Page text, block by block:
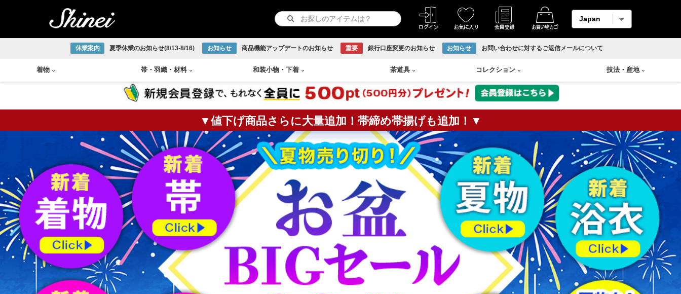
休業案内 夏季休業のお知らせ(8/13-8/16) お知らせ 商品機能アップデートのお知らせ 重要 銀行口座変更のお知らせ お知らせ お問い合わせに対するご返信メールについて
着物
小紋着物 紬着物
色無地着物 大正ロマン着物
浴衣
紋つき色無地 付け下げ
留袖
リサイクル振袖・打掛
着物 羽織
男物帯 長襦袢
アンサンブル
羽織紐 下駄
足袋 その他
帯 ・ 羽織 ・ 材料
アンティーク半幅帯 アンティーク袋帯
アンティーク名古屋帯 アンティーク丸帯
新品/リサイクル半幅帯 新品/リサイクル袋帯
新品/リサイクル名古屋帯 新品/リサイクル丸帯
男物帯
リサイクル羽織 リサイクル道行コート
リサイクル道中着 リサイクル雨コート
大正ロマン羽織
縮緬・錦紗 柄メイン生地
紬生地 麻生地
材料用反物 材料用洗い張り
はぎれ
和装小物 ・ 下着
帯締め 帯揚げ
半衿 伊達締め
草履 下駄
バッグ 足袋
ショール 扇子
櫛・かんざし
長襦袢 和装下着 リサイクル反物 ホームコート
茶道具
茶碗 火入
莨盆
茶箱
花台
皆具
釜
風炉
炉釜
炉縁
棚
屏風
水指
薄茶器
茶入
杓
縁高
菓子器
建水
蓋置
炭道具
敷板
袱紗
急須 鉄瓶
茶托
香炉 香合
香盆 花瓶
壷
コレクション
掛軸 書画
中国画
天然石/パワーストーン
Baccarat Swarovski
WEDGWOOD
技法 ・ 産地
琉球織物 宮古上布
大島紬 結城紬
本場正藍泥染 ひげ紬
節紬 80/100亀甲
綴れ 友禅(手描き／金彩)
型染 すくい織
古伊万里焼 伊賀焼 古曽部焼
虫明焼 赤膚焼
丹波焼
京焼 九谷焼
出石焼
平戸焼
志野焼
有田焼
朝日焼 楽山焼
瀬戸焼
益子焼
相馬焼
砥部焼
粟田焼 紀州焼
織部焼
輪島塗り 山中塗り
漆塗り 蒔絵
朱漆塗
▼値下げ商品さらに大量追加！帯締め帯揚げも追加！▼